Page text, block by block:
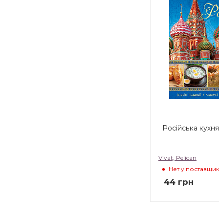
Росiйська кухня
Vivat, Pelican
Нет у
44 грн